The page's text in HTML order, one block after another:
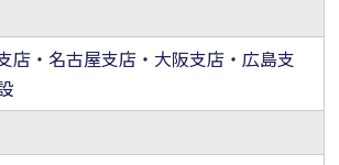
店・名古屋支店・大阪支店・広島支